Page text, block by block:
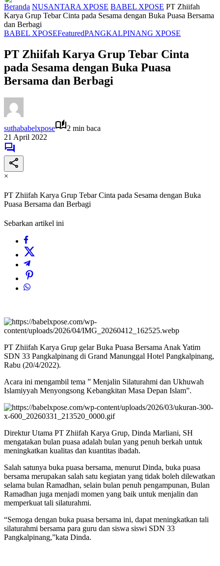
Beranda NUSANTARA XPOSE BABEL XPOSE PT Zhiifah
Karya Grup Tebar Cinta pada Sesama dengan Buka Puasa Bersama
dan Berbagi
BABEL XPOSEFeaturedPANGKALPINANG XPOSE
PT Zhiifah Karya Grup Tebar Cinta
pada Sesama dengan Buka Puasa
Bersama dan Berbagi
suthababelxpose
2 min baca
21 April 2022
×
PT Zhiifah Karya Grup Tebar Cinta pada Sesama dengan Buka
Puasa Bersama dan Berbagi
Sebarkan artikel ini
PT Zhiifah Karya Grup gelar Buka Puasa Bersama Anak Yatim
SDN 33 Pangkalpinang di Grand Manunggal Hotel Pangkalpinang,
Rabu (20/4/2022).
Acara ini mengambil tema ” Menjalin Silaturahmi dan Ukhuwah
Islamiyyah Menyongsong Kebangkitan Masa Depan Islam”.
Direktur Utama PT Zhiifah Karya Grup, Dinda Marliani, SH
mengatakan bulan puasa adalah bulan yang penuh berkah untuk
meningkatkan kualitas dan kuantitas ibadah.
Salah satunya buka puasa bersama, menurut Dinda, buka puasa
bersama merupakan salah satu kegiatan yang tidak boleh dilewatkan
selama bulan Ramadhan, selain bulan penuh pengampunan, Bulan
Ramadhan juga menjadi momen yang baik untuk menjalin dan
memperkuat tali silaturahmi.
“Semoga dengan buka puasa bersama ini, dapat meningkatkan tali
silaturahmi bersama para guru dan siswa siswi SDN 33
Pangkalpinang,”kata Dinda.